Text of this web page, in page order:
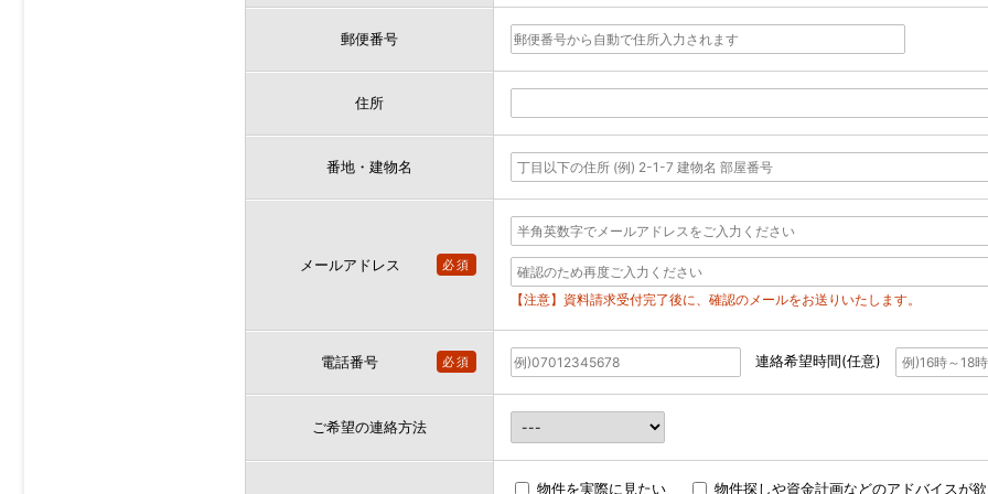
郵便番号
住所
番地・建物名
メールアドレス 必須
【注意】資料請求受付完了後に、確認のメールをお送りいたします。
電話番号 必須 連絡希望時間(任意)
ご希望の連絡方法
物件を実際に見たい 物件探しや資金計画などのアドバイスが